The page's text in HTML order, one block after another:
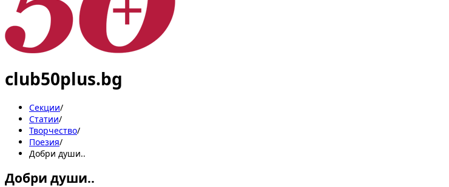
club50plus.bg
Секции/
Статии/
Творчество/
Поезия/
Добри души..
Добри души..